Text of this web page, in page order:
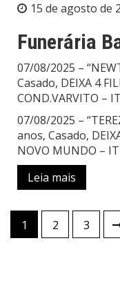
15 de agosto de
Funerária
07/08/2025 –
Casado, DEIXA 4
COND.VARVITO –
07/08/2025 –
anos, Casado,
NOVO MUNDO –
Leia mais
Paginação
de
1 2 3